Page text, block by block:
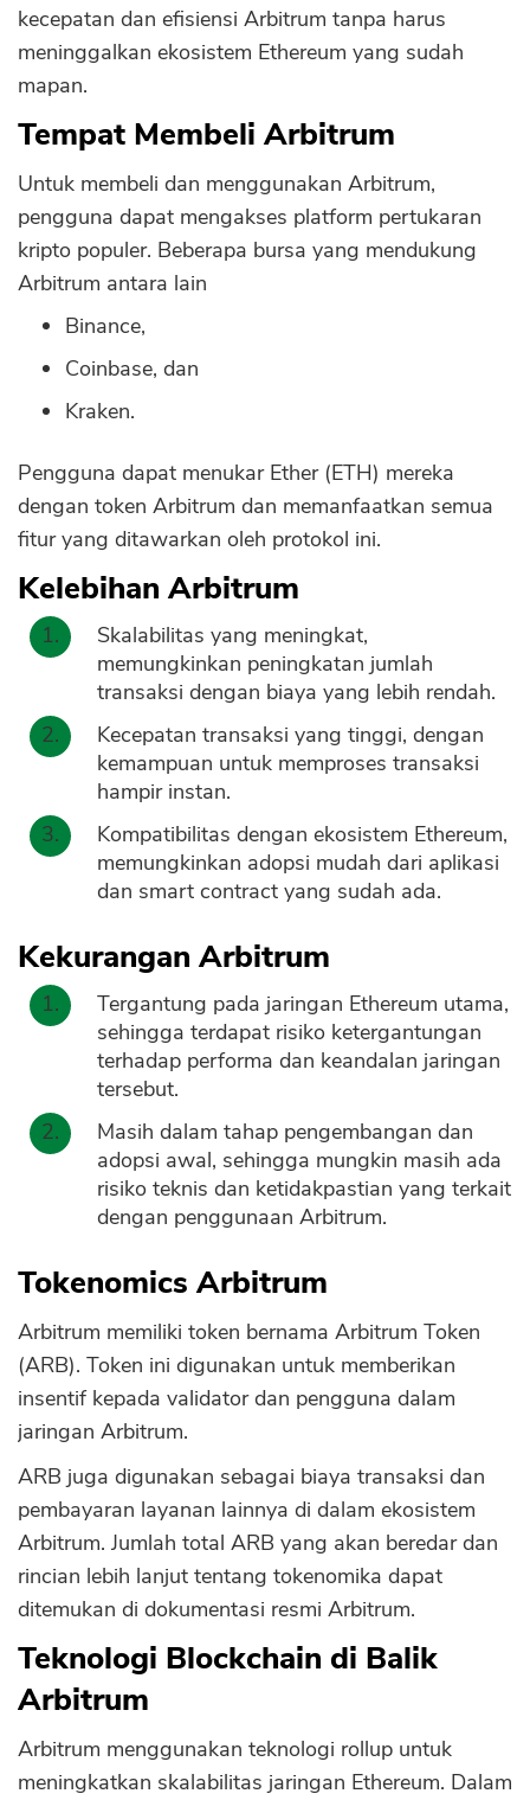
kecepatan dan efisiensi Arbitrum tanpa harus
meninggalkan ekosistem Ethereum yang sudah
mapan.
Tempat Membeli Arbitrum
Untuk membeli dan menggunakan Arbitrum,
pengguna dapat mengakses platform pertukaran
kripto populer. Beberapa bursa yang mendukung
Arbitrum antara lain
Binance,
Coinbase, dan
Kraken.
Pengguna dapat menukar Ether (ETH) mereka
dengan token Arbitrum dan memanfaatkan semua
fitur yang ditawarkan oleh protokol ini.
Kelebihan Arbitrum
Skalabilitas yang meningkat,
memungkinkan peningkatan jumlah
transaksi dengan biaya yang lebih rendah.
Kecepatan transaksi yang tinggi, dengan
kemampuan untuk memproses transaksi
hampir instan.
Kompatibilitas dengan ekosistem Ethereum,
memungkinkan adopsi mudah dari aplikasi
dan smart contract yang sudah ada.
Kekurangan Arbitrum
Tergantung pada jaringan Ethereum utama,
sehingga terdapat risiko ketergantungan
terhadap performa dan keandalan jaringan
tersebut.
Masih dalam tahap pengembangan dan
adopsi awal, sehingga mungkin masih ada
risiko teknis dan ketidakpastian yang terkait
dengan penggunaan Arbitrum.
Tokenomics Arbitrum
Arbitrum memiliki token bernama Arbitrum Token
(ARB). Token ini digunakan untuk memberikan
insentif kepada validator dan pengguna dalam
jaringan Arbitrum.
ARB juga digunakan sebagai biaya transaksi dan
pembayaran layanan lainnya di dalam ekosistem
Arbitrum. Jumlah total ARB yang akan beredar dan
rincian lebih lanjut tentang tokenomika dapat
ditemukan di dokumentasi resmi Arbitrum.
Teknologi Blockchain di Balik
Arbitrum
Arbitrum menggunakan teknologi rollup untuk
meningkatkan skalabilitas jaringan Ethereum. Dalam